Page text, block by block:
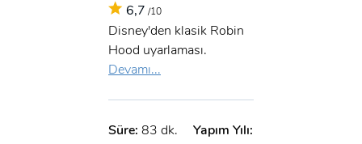
6,7 /10
Disney'den klasik Robin
Hood uyarlaması.
Devamı...
Süre: 83 dk.
Yapım Yılı: